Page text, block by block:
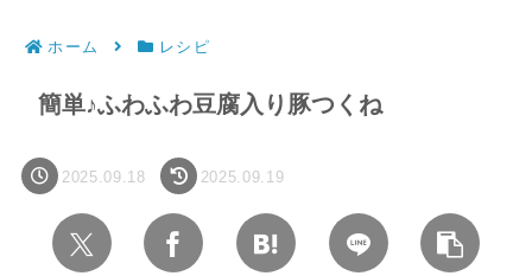
ホーム レシピ
簡単♪ふわふわ豆腐入り豚つくね
2025.09.18 2025.09.19